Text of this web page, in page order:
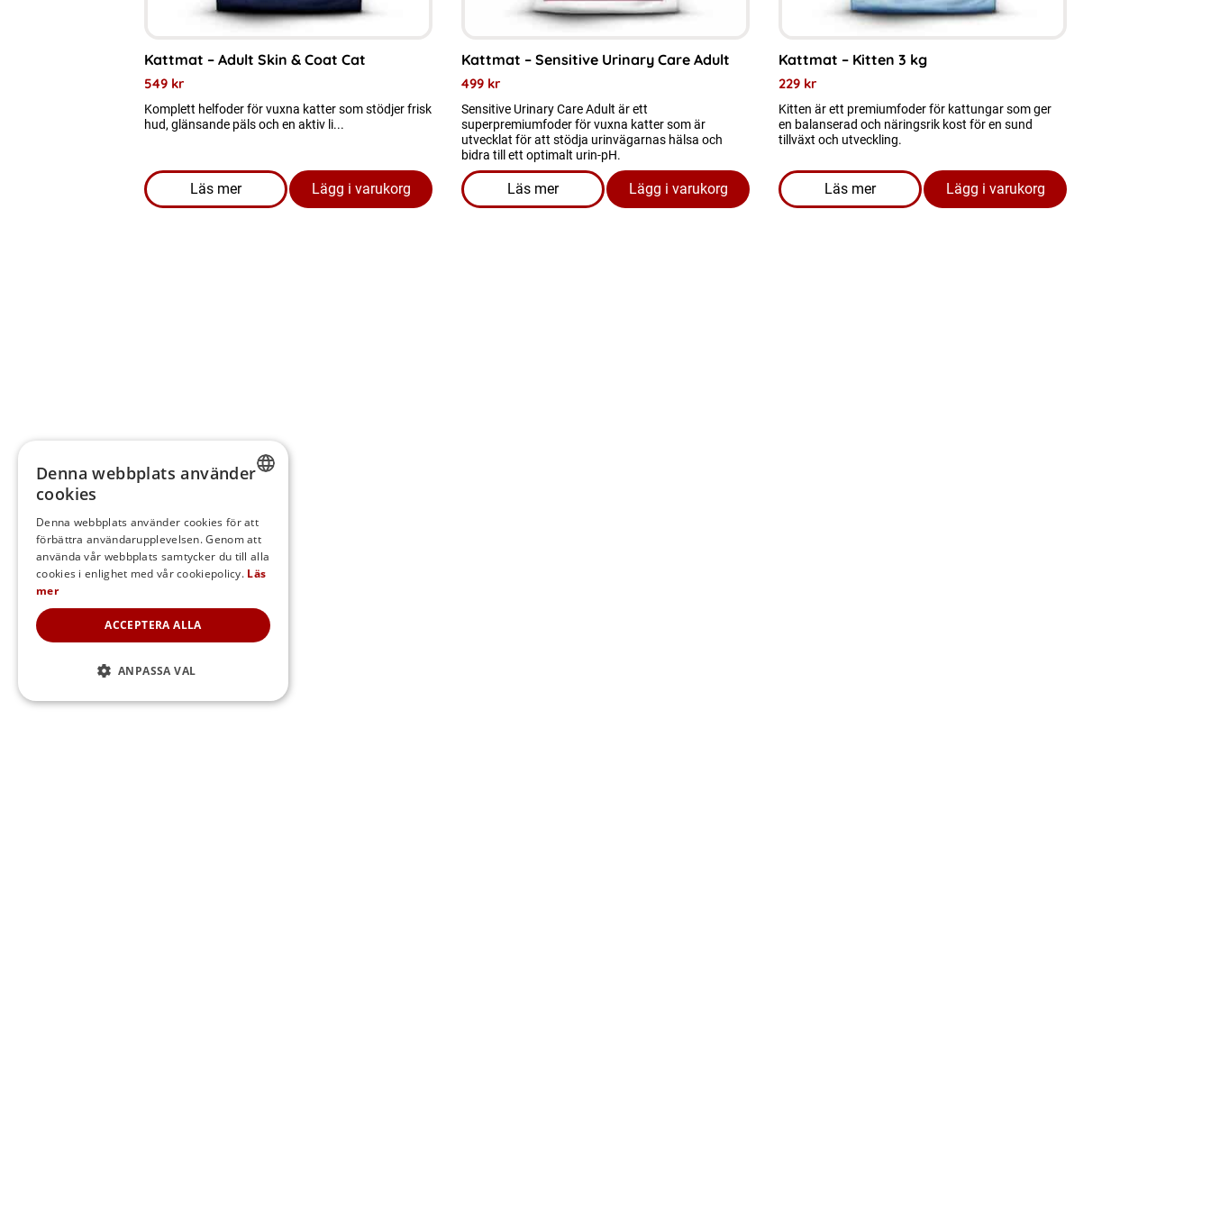
Kattmat – Adult Skin & Coat Cat
549 kr
Komplett helfoder för vuxna katter som stödjer frisk
hud, glänsande päls och en aktiv li...
Läs mer
om produkten Kattmat - Adult Skin & Coat Cat
Lägg i varukorg
produktsidan
Kattmat – Sensitive Urinary Care Adult
499 kr
Sensitive Urinary Care Adult är ett
superpremiumfoder för vuxna katter som är
utvecklat för att stödja urinvägarnas hälsa och
bidra till ett optimalt urin-pH.
Läs mer
om produkten Kattmat - Sensitive Urinary Care Adult
Lägg i varukorg
produktsidan
Kattmat – Kitten 3 kg
229 kr
Kitten är ett premiumfoder för kattungar som ger
en balanserad och näringsrik kost för en sund
tillväxt och utveckling.
Läs mer
om produkten Kattmat - Kitten 3 kg
Lägg i varukorg
FINNISH
DANISH
Denna webbplats använder
cookies
Denna webbplats använder cookies för att
förbättra användarupplevelsen. Genom att
använda vår webbplats samtycker du till alla
cookies i enlighet med vår cookiepolicy. Läs
mer
ACCEPTERA ALLA
ANPASSA VAL